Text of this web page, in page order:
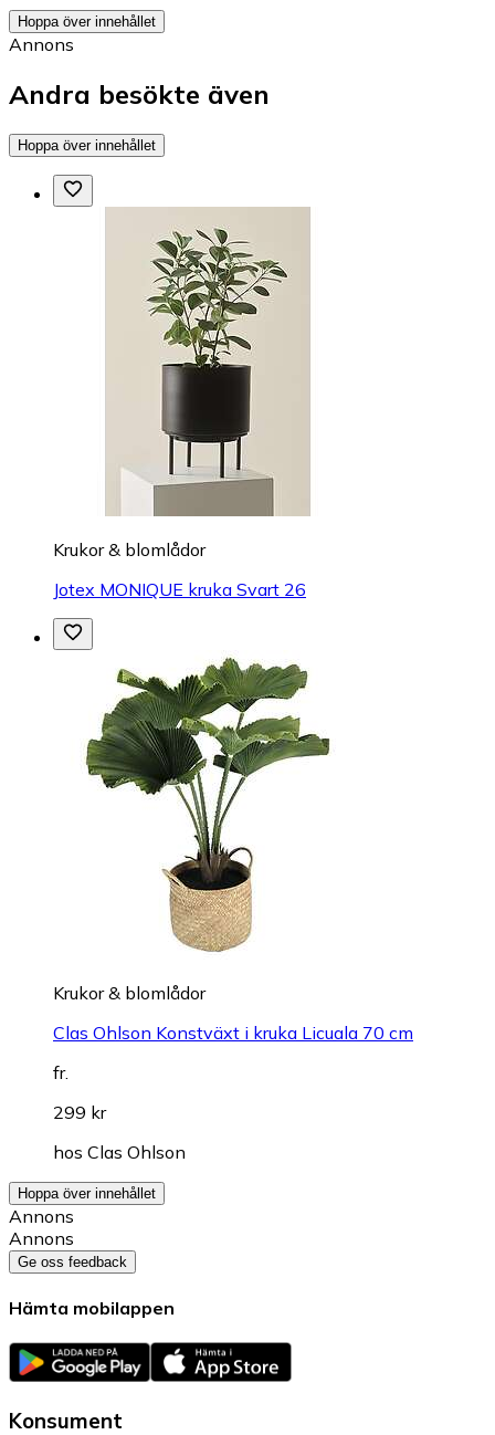
Hoppa över innehållet
Annons
Andra besökte även
Hoppa över innehållet
Krukor & blomlådor
Jotex MONIQUE kruka Svart 26
Krukor & blomlådor
Clas Ohlson Konstväxt i kruka Licuala 70 cm
fr.
299 kr
hos Clas Ohlson
Hoppa över innehållet
Annons
Annons
Ge oss feedback
Hämta mobilappen
Konsument